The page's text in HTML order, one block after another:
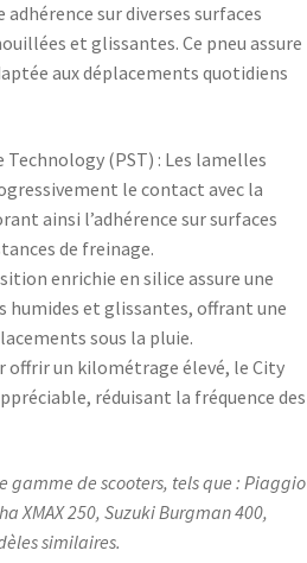
sur diverses surfaces
et glissantes. Ce pneu assure
aux déplacements quotidiens
(PST) : Les lamelles
le contact avec la
ainsi l’adhérence sur surfaces
de freinage.
enrichie en silice assure une
et glissantes, offrant une
sous la pluie.
offrir un kilométrage élevé, le City
réduisant la fréquence des
gamme de scooters, tels que : Piaggio
XMAX 250​, Suzuki Burgman 400​,
similaires.